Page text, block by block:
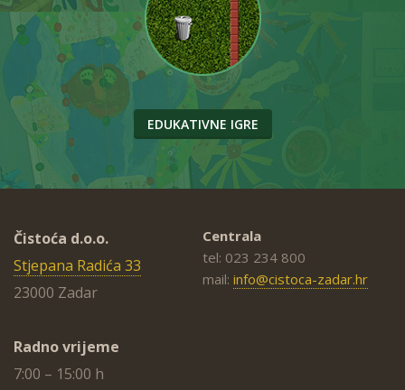
EDUKATIVNE IGRE
Čistoća d.o.o.
Stjepana Radića 33
23000 Zadar
Radno vrijeme
7:00 – 15:00 h
Centrala
tel: 023 234 800
mail: info@cistoca-zadar.hr